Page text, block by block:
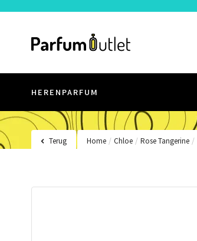
HERENPARFUM
Terug Home / Chloe / Rose Tangerine /